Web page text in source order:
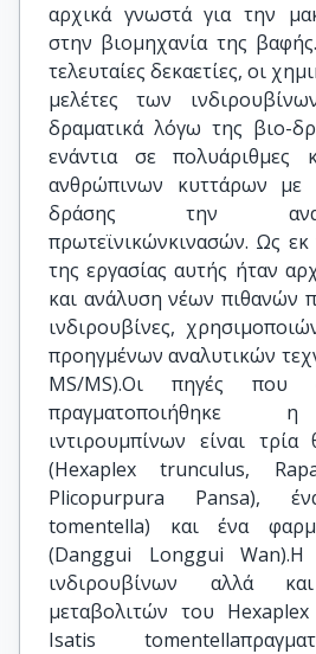
αρχικά γνωστά για την
στην βιομηχανία της
τελευταίες δεκαετίες, οι
μελέτες των
δραματικά λόγω της βιο-
ενάντια σε πολυάριθμες
ανθρώπινων κυττάρων με
δράσης την
πρωτεϊνικώνκινασών. Ως
της εργασίας αυτής ήταν
και ανάλυση νέων πιθανών
ινδιρουβίνες,
προηγμένων αναλυτικών
MS/MS).Οι πηγές που
πραγματοποιήθηκε
ιντιρουμπίνων είναι τρία
(Hexaplex trunculus,
Plicopurpura Pansa),
tomentella) και ένα
(Danggui Longgui
ινδιρουβίνων αλλά
μεταβολιτών του
Isatis